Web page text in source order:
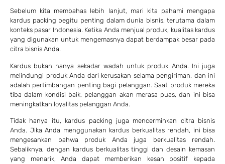
Sebelum kita membahas lebih lanjut, mari kita pahami mengapa
kardus packing begitu penting dalam dunia bisnis, terutama dalam
konteks pasar Indonesia. Ketika Anda menjual produk, kualitas kardus
yang digunakan untuk mengemasnya dapat berdampak besar pada
citra bisnis Anda.
Kardus bukan hanya sekadar wadah untuk produk Anda. Ini juga
melindungi produk Anda dari kerusakan selama pengiriman, dan ini
adalah pertimbangan penting bagi pelanggan. Saat produk mereka
tiba dalam kondisi baik, pelanggan akan merasa puas, dan ini bisa
meningkatkan loyalitas pelanggan Anda.
Tidak hanya itu, kardus packing juga mencerminkan citra bisnis
Anda. Jika Anda menggunakan kardus berkualitas rendah, ini bisa
mengesankan bahwa produk Anda juga berkualitas rendah.
Sebaliknya, dengan kardus berkualitas tinggi dan desain kemasan
yang menarik, Anda dapat memberikan kesan positif kepada